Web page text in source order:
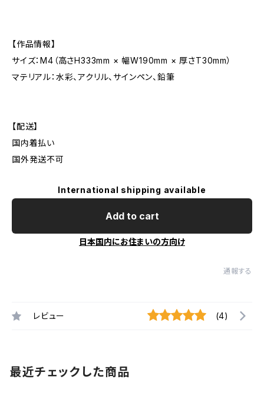
【作品情報】
サイズ：M4（高さH333mm × 幅W190mm × 厚さT30mm）
マテリアル：水彩、アクリル、サインペン、鉛筆
【配送】
国内着払い
国外発送不可
International shipping available
Add to cart
日本国内にお住まいの方向け
通報する
レビュー (4)
最近チェックした商品